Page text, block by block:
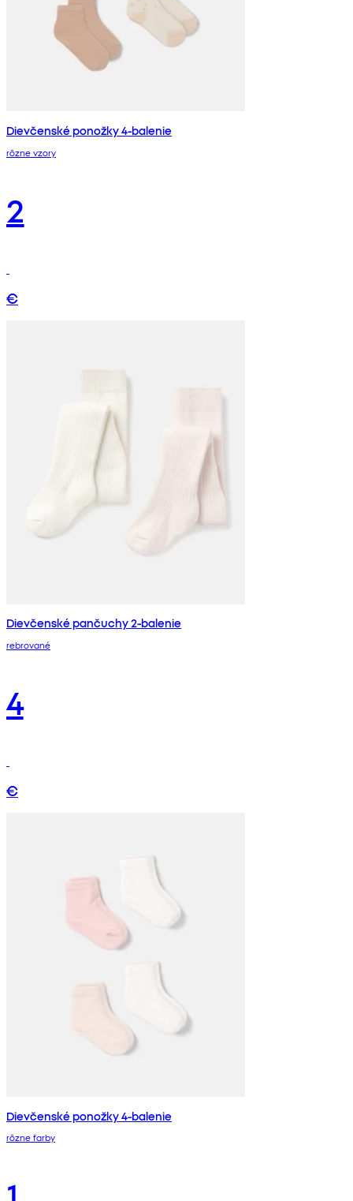
Dievčenské ponožky 4-balenie
rôzne vzory
2
€
Dievčenské pančuchy 2-balenie
rebrované
4
€
Dievčenské ponožky 4-balenie
rôzne farby